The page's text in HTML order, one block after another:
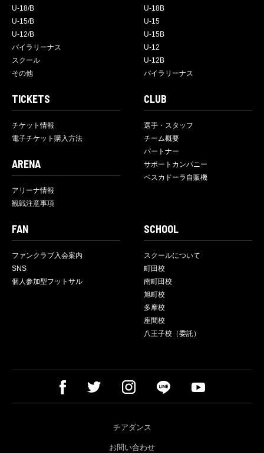
U-18/B
U-15/B
U-12/B
バイラリーナス
スクール
その他
U-18B
U-15
U-15B
U-12
U-12B
バイラリーナス
TICKETS
チケット情報
電子チケット購入方法
ARENA
アリーナ情報
観戦注意事項
CLUB
選手・スタッフ
チーム概要
パートナー
サポートカンパニー
ペスカドーラ自販機
FAN
ファンクラブ入会案内
SNS
個人参加型フットサル
SCHOOL
スクールについて
町田校
南町田校
旭町校
多摩校
座間校
八王子校（委託）
チアダンス
お問い合わせ